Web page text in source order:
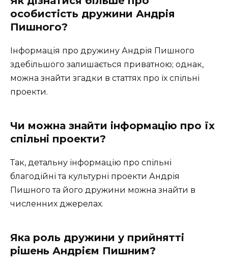
особистість дружини Андрія
Пишного?
Інформація про дружину Андрія Пишного
здебільшого залишається приватною; однак,
можна знайти згадки в статтях про їх спільні
проекти.
Чи можна знайти інформацію про їх
спільні проекти?
Так, детальну інформацію про спільні
благодійні та культурні проекти Андрія
Пишного та його дружини можна знайти в
численних джерелах.
Яка роль дружини у прийнятті
рішень Андрієм Пишним?